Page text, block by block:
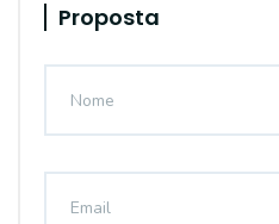
Proposta